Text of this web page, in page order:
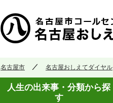
名古屋市 名古屋おしえてダイヤル
人生の出来事・分類から探
す